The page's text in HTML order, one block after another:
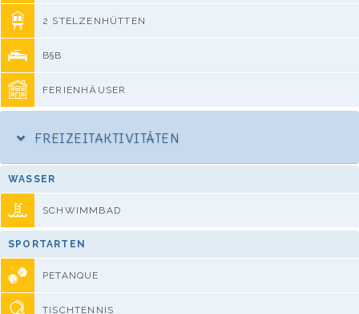
2 STELZENHÜTTEN
B§B
FERIENHÄUSER
FREIZEITAKTIVITÄTEN
WASSER
SCHWIMMBAD
SPORTARTEN
PETANQUE
TISCHTENNIS